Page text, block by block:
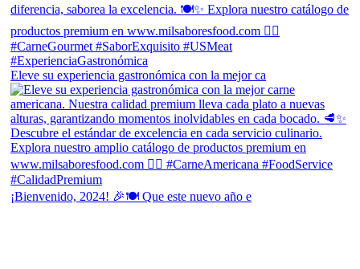
Eleve su experiencia gastronómica con la mejor ca
¡Bienvenido, 2024! 🎉🍽 Que este nuevo año e